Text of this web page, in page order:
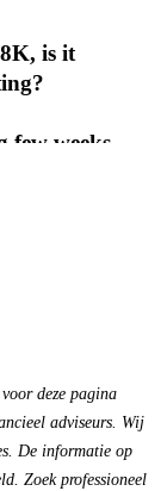
is it
weeks.
deze pagina
adviseurs. Wij
De informatie op
Zoek professioneel